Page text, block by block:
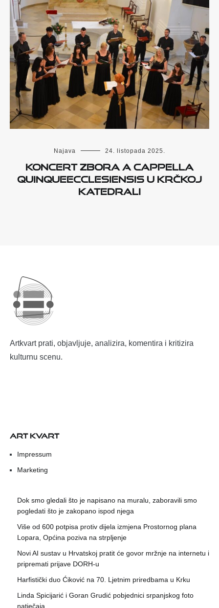
Najava 24. listopada 2025.
Koncert zbora A Cappella
Quinqueecclesiensis u krčkoj
katedrali
Artkvart prati, objavljuje, analizira, komentira i kritizira
kulturnu scenu.
ART KVART
Impressum
Marketing
Dok smo gledali što je napisano na muralu, zaboravili smo
pogledati što je zakopano ispod njega
Više od 600 potpisa protiv dijela izmjena Prostornog plana
Lopara, Općina poziva na strpljenje
Novi AI sustav u Hrvatskoj pratit će govor mržnje na internetu i
pripremati prijave DORH-u
Harfistički duo Ćiković na 70. Ljetnim priredbama u Krku
Linda Spicijarić i Goran Grudić pobjednici srpanjskog foto
natječaja